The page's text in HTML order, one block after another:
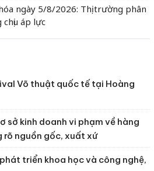
ngày 5/8/2026: Thị trường phân
áp lực
Võ thuật quốc tế tại Hoàng
sở kinh doanh vi phạm về hàng
rõ nguồn gốc, xuất xứ
triển khoa học và công nghệ,